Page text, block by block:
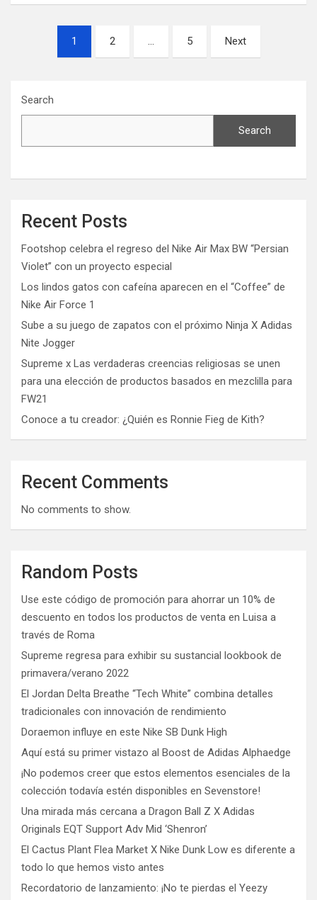
navigation
1 2 … 5 Next
Search
Search
Recent Posts
Footshop celebra el regreso del Nike Air Max BW “Persian
Violet” con un proyecto especial
Los lindos gatos con cafeína aparecen en el “Coffee” de
Nike Air Force 1
Sube a su juego de zapatos con el próximo Ninja X Adidas
Nite Jogger
Supreme x Las verdaderas creencias religiosas se unen
para una elección de productos basados ​​en mezclilla para
FW21
Conoce a tu creador: ¿Quién es Ronnie Fieg de Kith?
Recent Comments
No comments to show.
Random Posts
Use este código de promoción para ahorrar un 10% de
descuento en todos los productos de venta en Luisa a
través de Roma
Supreme regresa para exhibir su sustancial lookbook de
primavera/verano 2022
El Jordan Delta Breathe “Tech White” combina detalles
tradicionales con innovación de rendimiento
Doraemon influye en este Nike SB Dunk High
Aquí está su primer vistazo al Boost de Adidas Alphaedge
¡No podemos creer que estos elementos esenciales de la
colección todavía estén disponibles en Sevenstore!
Una mirada más cercana a Dragon Ball Z X Adidas
Originals EQT Support Adv Mid ‘Shenron’
El Cactus Plant Flea Market X Nike Dunk Low es diferente a
todo lo que hemos visto antes
Recordatorio de lanzamiento: ¡No te pierdas el Yeezy